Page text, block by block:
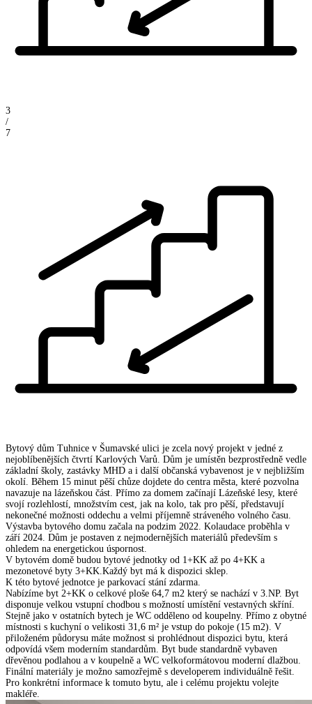
3
/
7
Bytový dům Tuhnice v Šumavské ulici je zcela nový projekt v jedné z
nejoblíbenějších čtvrtí Karlových Varů. Dům je umístěn bezprostředně vedle
základní školy, zastávky MHD a i další občanská vybavenost je v nejbližším
okolí. Během 15 minut pěší chůze dojdete do centra města, které pozvolna
navazuje na lázeňskou část. Přímo za domem začínají Lázeňské lesy, které
svojí rozlehlostí, množstvím cest, jak na kolo, tak pro pěší, představují
nekonečné možnosti oddechu a velmi příjemně stráveného volného času.
Výstavba bytového domu začala na podzim 2022. Kolaudace proběhla v
září 2024. Dům je postaven z nejmodernějších materiálů především s
ohledem na energetickou úspornost.
V bytovém domě budou bytové jednotky od 1+KK až po 4+KK a
mezonetové byty 3+KK.Každý byt má k dispozici sklep.
K této bytové jednotce je parkovací stání zdarma.
Nabízíme byt 2+KK o celkové ploše 64,7 m2 který se nachází v 3.NP. Byt
disponuje velkou vstupní chodbou s možností umístění vestavných skříní.
Stejně jako v ostatních bytech je WC odděleno od koupelny. Přímo z obytné
místnosti s kuchyní o velikosti 31,6 m² je vstup do pokoje (15 m2). V
přiloženém půdorysu máte možnost si prohlédnout dispozici bytu, která
odpovídá všem moderním standardům. Byt bude standardně vybaven
dřevěnou podlahou a v koupelně a WC velkoformátovou moderní dlažbou.
Finální materiály je možno samozřejmě s developerem individuálně řešit.
Pro konkrétní informace k tomuto bytu, ale i celému projektu volejte
makléře.